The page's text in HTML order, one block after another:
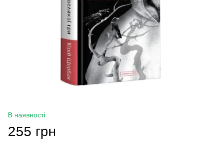
В наявності
255 грн